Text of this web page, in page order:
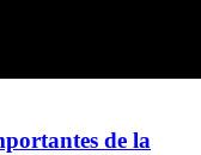
de la